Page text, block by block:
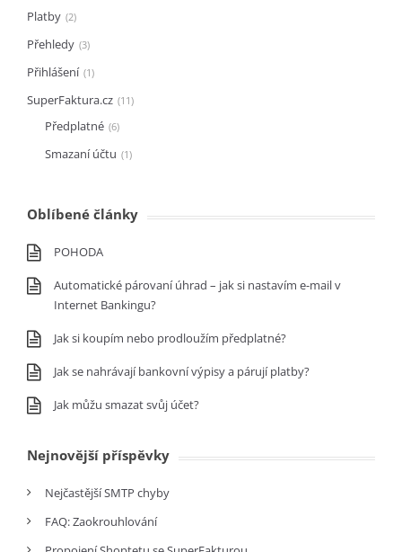
Platby 2
Přehledy 3
Přihlášení 1
SuperFaktura.cz 11
Předplatné 6
Smazaní účtu 1
Oblíbené články
POHODA
Automatické párovaní úhrad – jak si nastavím e-mail v
Internet Bankingu?
Jak si koupím nebo prodloužím předplatné?
Jak se nahrávají bankovní výpisy a párují platby?
Jak můžu smazat svůj účet?
Nejnovější příspěvky
Nejčastější SMTP chyby
FAQ: Zaokrouhlování